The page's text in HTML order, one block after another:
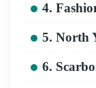
4.
5. North
6.